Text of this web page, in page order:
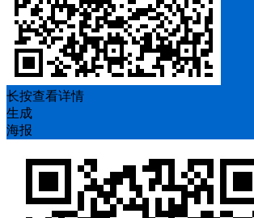
长按查看详情
生成
海报